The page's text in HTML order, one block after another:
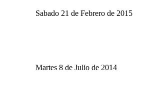
Sabado 21 de Febrero de 2015
Martes 8 de Julio de 2014